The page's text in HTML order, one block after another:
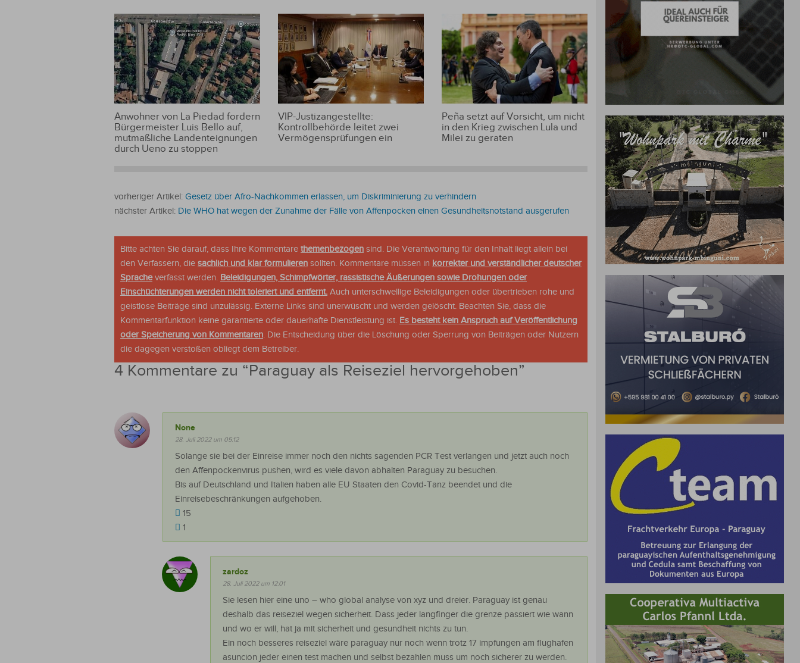
Anwohner von La Piedad fordern
Bürgermeister Luis Bello auf,
mutmaßliche Landenteignungen
durch Ueno zu stoppen
VIP-Justizangestellte:
Kontrollbehörde leitet zwei
Vermögensprüfungen ein
Peña setzt auf Vorsicht, um nicht
in den Krieg zwischen Lula und
Milei zu geraten
vorheriger Artikel: Gesetz über Afro-Nachkommen erlassen, um Diskriminierung zu verhindern
nächster Artikel: Die WHO hat wegen der Zunahme der Fälle von Affenpocken einen Gesundheitsnotstand ausgerufen
Bitte achten Sie darauf, dass Ihre Kommentare themenbezogen sind. Die Verantwortung für den Inhalt liegt allein bei
den Verfassern, die sachlich und klar formulieren sollten. Kommentare müssen in korrekter und verständlicher deutscher
Spracheverfasst werden. Beleidigungen, Schimpfwörter, rassistische Äußerungen sowie Drohungen oder
Einschüchterungen werden nicht toleriert und entfernt. Auch unterschwellige Beleidigungen oder übertrieben rohe und
geistlose Beiträge sind unzulässig. Externe Links sind unerwüscht und werden gelöscht. Beachten Sie, dass die
Kommentarfunktion keine garantierte oder dauerhafte Dienstleistung ist. Es besteht kein Anspruch auf Veröffentlichung
oder Speicherung von Kommentaren. Die Entscheidung über die Löschung oder Sperrung von Beiträgen oder Nutzern
die dagegen verstoßen obliegt dem Betreiber.
4 Kommentare zu “Paraguay als Reiseziel hervorgehoben”
None
28. Juli 2022 um 05:12
Solange sie bei der Einreise immer noch den nichts sagenden PCR Test verlangen und jetzt auch noch
den Affenpockenvirus pushen, wird es viele davon abhalten Paraguay zu besuchen.
Bis auf Deutschland und Italien haben alle EU Staaten den Covid-Tanz beendet und die
Einreisebeschränkungen aufgehoben.
15
1
zardoz
28. Juli 2022 um 12:01
Sie lesen hier eine uno – who global analyse von xyz und dreier. Paraguay ist genau
deshalb das reiseziel wegen sicherheit. Dass jeder langfinger die grenze passiert wie wann
und wo er will, hat ja mit sicherheit und gesundheit nichts zu tun.
Ein noch besseres reiseziel wäre paraguay nur noch wenn trotz 17 impfungen am flughafen
asuncion jeder einen test machen und selbst bezahlen muss um noch sicherer zu werden.